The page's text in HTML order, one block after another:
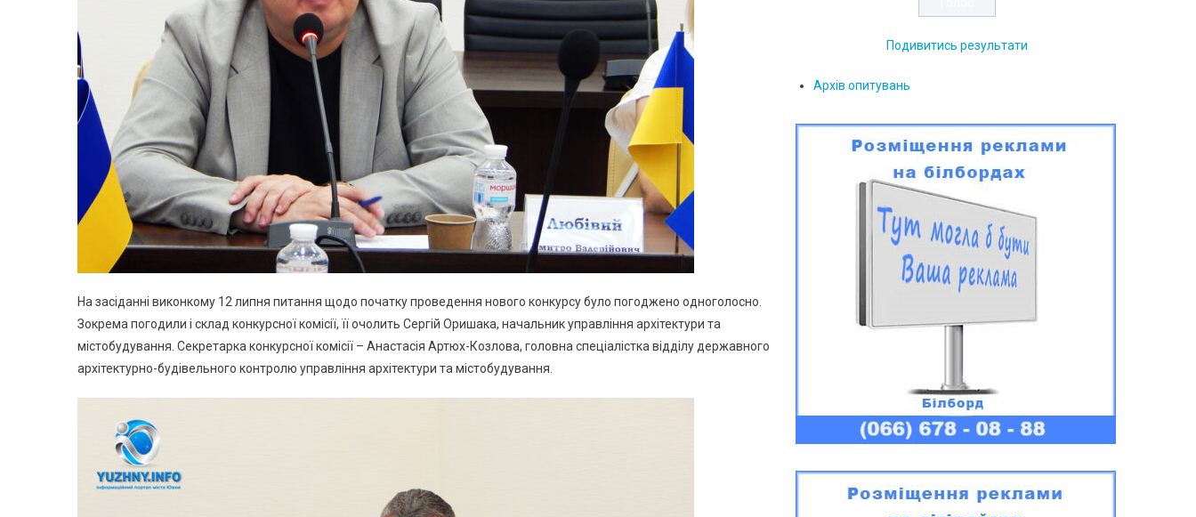
На засіданні виконкому 12 липня питання щодо початку проведення нового конкурсу було погоджено одноголосно.
Зокрема погодили і склад конкурсної комісії, її очолить Сергій Оришака, начальник управління архітектури та
містобудування. Секретарка конкурсної комісії – Анастасія Артюх-Козлова, головна спеціалістка відділу державного
архітектурно-будівельного контролю управління архітектури та містобудування.
Подивитись результати
Архів опитувань